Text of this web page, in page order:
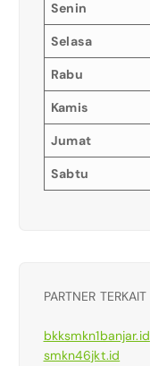
Senin
Selasa
Rabu
Kamis
Jumat
Sabtu
PARTNER TERKAIT
bkksmkn1banjar.id
smkn46jkt.id